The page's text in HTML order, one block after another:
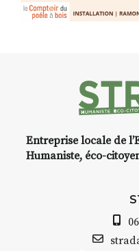
Entreprise locale de
Humaniste, éco-